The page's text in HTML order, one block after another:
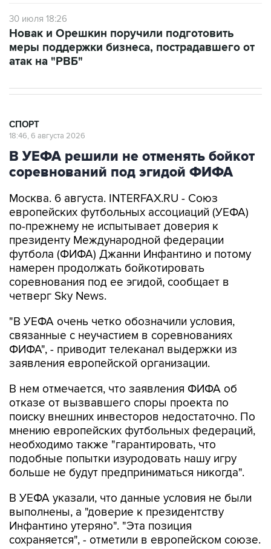
30 июля 18:26
Новак и Орешкин поручили подготовить
меры поддержки бизнеса, пострадавшего от
атак на "РВБ"
СПОРТ
18:46, 6 августа 2026
В УЕФА решили не отменять бойкот
соревнований под эгидой ФИФА
Москва. 6 августа. INTERFAX.RU - Союз
европейских футбольных ассоциаций (УЕФА)
по-прежнему не испытывает доверия к
президенту Международной федерации
футбола (ФИФА) Джанни Инфантино и потому
намерен продолжать бойкотировать
соревнования под ее эгидой, сообщает в
четверг Sky News.
"В УЕФА очень четко обозначили условия,
связанные с неучастием в соревнованиях
ФИФА", - приводит телеканал выдержки из
заявления европейской организации.
В нем отмечается, что заявления ФИФА об
отказе от вызвавшего споры проекта по
поиску внешних инвесторов недостаточно. По
мнению европейских футбольных федераций,
необходимо также "гарантировать, что
подобные попытки изуродовать нашу игру
больше не будут предприниматься никогда".
В УЕФА указали, что данные условия не были
выполнены, а "доверие к президентству
Инфантино утеряно". "Эта позиция
сохраняется", - отметили в европейском союзе.